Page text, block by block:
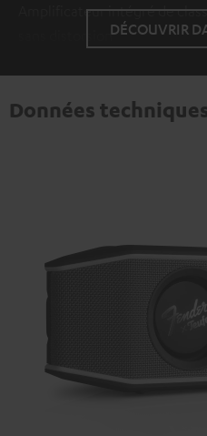
Amplificateur intégré de
sans distorsionDÉCOUVRIR
Données